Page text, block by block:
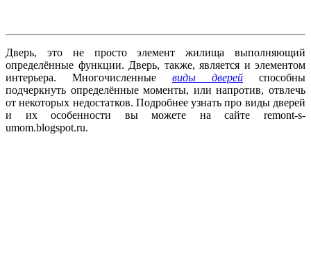
Дверь, это не просто элемент жилища выполняющий
определённые функции. Дверь, также, является и элементом
интерьера. Многочисленные виды дверей способны
подчеркнуть определённые моменты, или напротив, отвлечь
от некоторых недостатков. Подробнее узнать про виды дверей
и их особенности вы можете на сайте remont-s-
umom.blogspot.ru.